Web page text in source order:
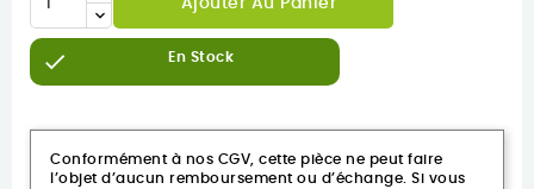
Ajouter Au Panier
 En Stock
Conformément à nos CGV, cette pièce ne peut faire
l’objet d’aucun remboursement ou d’échange. Si vous